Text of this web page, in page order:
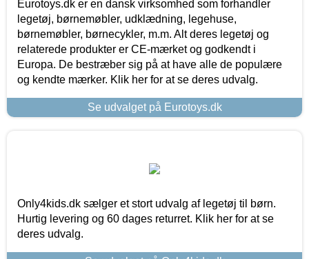
Eurotoys.dk er en dansk virksomhed som forhandler
legetøj, børnemøbler, udklædning, legehuse,
børnemøbler, børnecykler, m.m. Alt deres legetøj og
relaterede produkter er CE-mærket og godkendt i
Europa. De bestræber sig på at have alle de populære
og kendte mærker. Klik her for at se deres udvalg.
Se udvalget på Eurotoys.dk
Only4kids.dk sælger et stort udvalg af legetøj til børn.
Hurtig levering og 60 dages returret. Klik her for at se
deres udvalg.